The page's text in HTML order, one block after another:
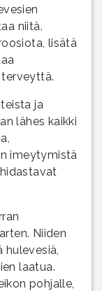
niitä.
lisätä
ja
lähes kaikki
imeytymistä
Niiden
laatua.
pohjalle,